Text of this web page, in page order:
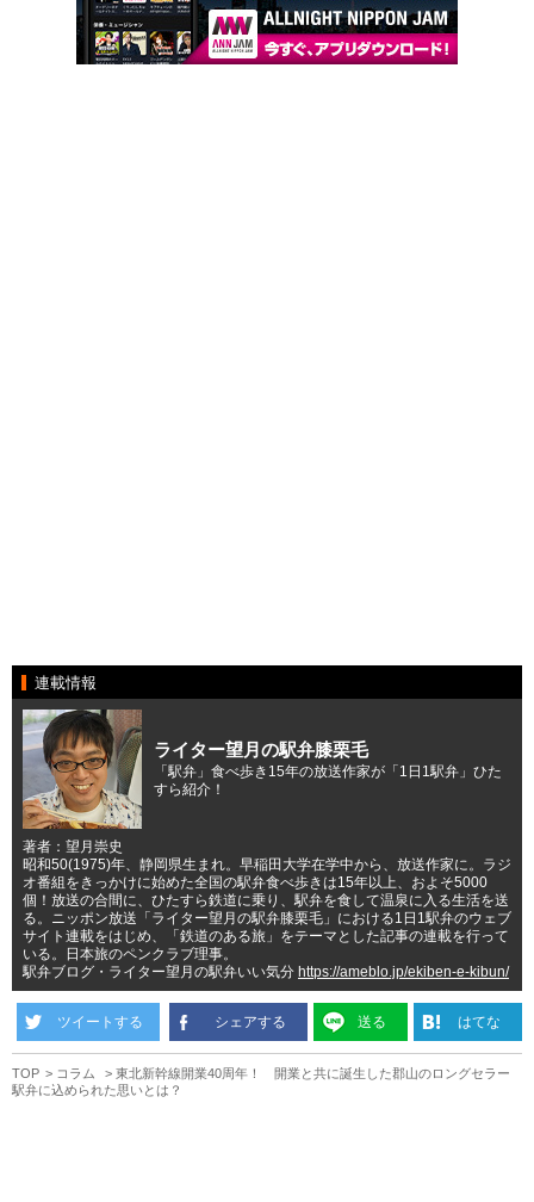
連載情報
ライター望月の駅弁膝栗毛
「駅弁」食べ歩き15年の放送作家が「1日1駅弁」ひた
すら紹介！
著者：望月崇史
昭和50(1975)年、静岡県生まれ。早稲田大学在学中から、放送作家に。ラジ
オ番組をきっかけに始めた全国の駅弁食べ歩きは15年以上、およそ5000
個！放送の合間に、ひたすら鉄道に乗り、駅弁を食して温泉に入る生活を送
る。ニッポン放送「ライター望月の駅弁膝栗毛」における1日1駅弁のウェブ
サイト連載をはじめ、「鉄道のある旅」をテーマとした記事の連載を行って
いる。日本旅のペンクラブ理事。
駅弁ブログ・ライター望月の駅弁いい気分 https://ameblo.jp/ekiben-e-kibun/
ツイートする シェアする 送る はてな
TOP コラム
東北新幹線開業40周年！ 開業と共に誕生した郡山のロングセラー
駅弁に込められた思いとは？